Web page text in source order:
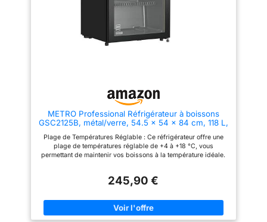
cuisine extérieure avec le
module de réfrigérateur Cozze
sont à portée de main à tout
travail crée une surface de
préparation supplémentaire.
est particulièrement stable et a
été testée avec succès après le
test de chute 1A. Le design noir
votre cuisine d'extérieure.
METRO Professional Réfrigérateur à boissons
GSC2125B, métal/verre, 54.5 x 54 x 84 cm, 118 L,
Plage de Températures Réglable : Ce réfrigérateur offre une
plage de températures réglable de +4 à +18 °C, vous
permettant de maintenir vos boissons à la température idéale.
et est équipée d'une serrure avec clé pour plus de sécurité. Le
interne pour une utilisation facile. Avec la certification CE,
l'appareil répond aux exigences de sécurité, de protection de
la santé et de l'environnement. 3 Étagères Réglables : Les trois
245,90 €